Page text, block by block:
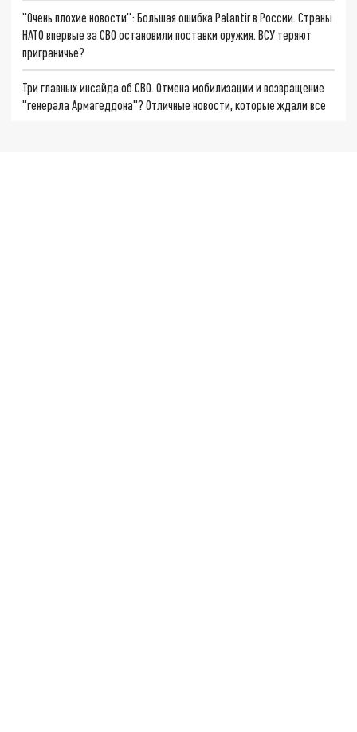
"Очень плохие новости": Большая ошибка Palantir в России. Страны
НАТО впервые за СВО остановили поставки оружия. ВСУ теряют
приграничье?
Три главных инсайда об СВО. Отмена мобилизации и возвращение
"генерала Армагеддона"? Отличные новости, которые ждали все